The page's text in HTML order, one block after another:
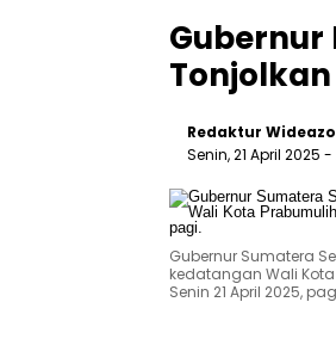
Gubernur
Redaktur
Senin, 21 April 2025 -
Gubernur Sumatera
kedatangan Wali
Senin 21 April 2025,